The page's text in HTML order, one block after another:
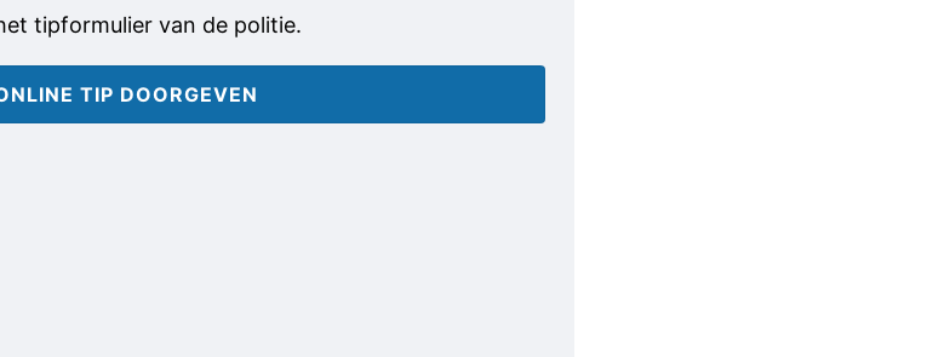
tipformulier van de politie.
TIP DOORGEVEN